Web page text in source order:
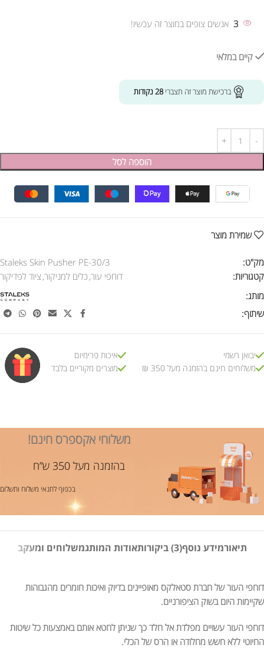
3 אנשים צופים במוצר זה עכשיו!
קיים במלאי
ברכישת מוצר זה תצברי28 נקודות
הוספה לסל
שמירת מוצר
מק"ט:
Staleks Skin Pusher PE-30/3
קטגוריות:
דוחפי עור,כלים למניקור, ציוד לפדיקור
מותג:
שיתוף:
יבואן רשמי
משלוחים חינם בהזמנה מעל 350 ₪
איכות פרימיום
מוצרים מקוריים בלבד
משלוחי אקספרס חינם!
בהזמנה מעל 350 ש”ח
בכפוף לתנאי משלוח ותשלום
תיאורמידע נוסף(3) ביקורות אודות המותגמשלוחים ומעקב
דוחפי העור של חברת סטאלקס מאופיינים בדיוק ואיכות חומרים מהגבוהות
שקיימות היום בשוק הציפורניים.
דוחפי העור עשויים מפלדת אל חלד כך שניתן לחטא אותם באמצעות כל שיטות
החיוטי ללא חשש מחלודה או הרס של הכלי.